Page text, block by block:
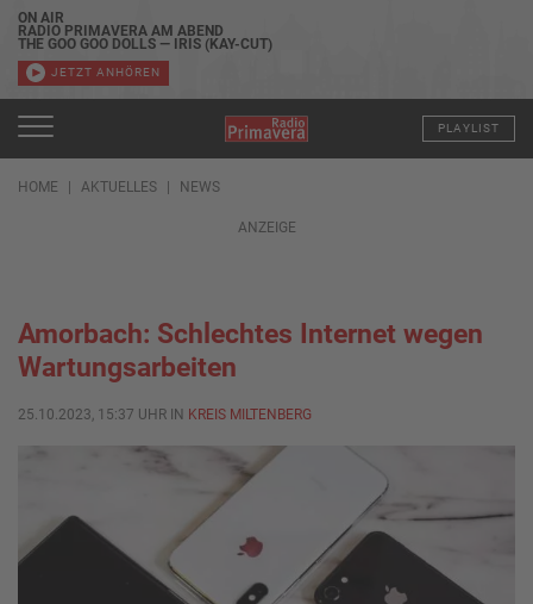
ON AIR
RADIO PRIMAVERA AM ABEND
THE GOO GOO DOLLS — IRIS (KAY-CUT)
JETZT ANHÖREN
PLAYLIST
HOME AKTUELLES NEWS
ANZEIGE
Amorbach: Schlechtes Internet wegen
Wartungsarbeiten
25.10.2023, 15:37 UHR IN KREIS MILTENBERG